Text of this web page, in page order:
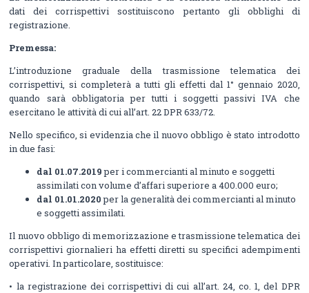
dati dei corrispettivi sostituiscono pertanto gli obblighi di
registrazione.
Premessa:
L’introduzione graduale della trasmissione telematica dei
corrispettivi, si completerà a tutti gli effetti dal 1° gennaio 2020,
quando sarà obbligatoria per tutti i soggetti passivi IVA che
esercitano le attività di cui all’art. 22 DPR 633/72.
Nello specifico, si evidenzia che il nuovo obbligo è stato introdotto
in due fasi:
dal 01.07.2019per i commercianti al minuto e soggetti
assimilati con volume d’affari superiore a 400.000 euro;
dal 01.01.2020per la generalità dei commercianti al minuto
e soggetti assimilati.
Il nuovo obbligo di memorizzazione e trasmissione telematica dei
corrispettivi giornalieri ha effetti diretti su specifici adempimenti
operativi. In particolare, sostituisce:
• la registrazione dei corrispettivi di cui all’art. 24, co. 1, del DPR